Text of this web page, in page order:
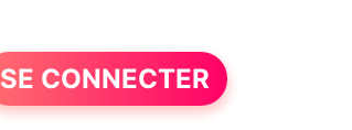
SE CONNECTER